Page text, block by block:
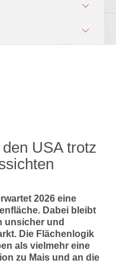
USA trotz
2026 eine
Dabei bleibt
unsicher und
Die Flächenlogik
als vielmehr eine
zu Mais und an die